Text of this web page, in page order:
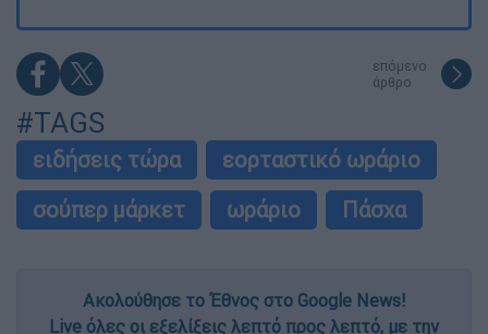
επόμενο
άρθρο
#TAGS
ειδήσεις τώρα
εορταστικό ωράριο
σούπερ μάρκετ
ωράριο Πάσχα
Ακολούθησε το Έθνος στο Google News!
Live όλες οι εξελίξεις λεπτό προς λεπτό, με την